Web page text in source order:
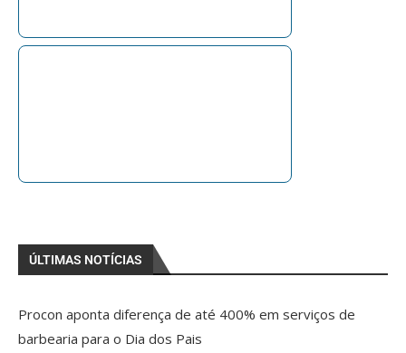
ÚLTIMAS NOTÍCIAS
Procon aponta diferença de até 400% em serviços de
barbearia para o Dia dos Pais